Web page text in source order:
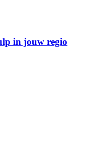
in jouw regio